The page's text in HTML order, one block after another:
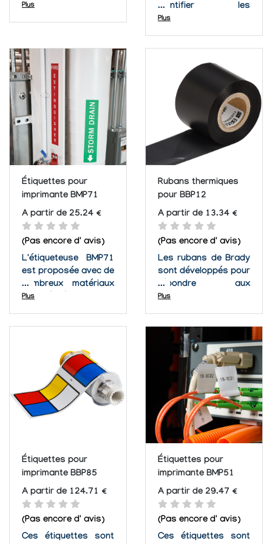
de Brady et sont
étiquettes peuvent
servir au repérage de
fils et de câbles
(manchons
PermaSleeve), à
l'identification de...
Plus
identifier les
équipements
de Brady. Ces
étiquettes peuvent
servir à repérer les
panneaux de
brassage, les prises
murales, les câbles et
les blocs de...
Plus
Étiquettes pour
imprimante BMP71
A partir de 25.24 €
(Pas encore d' avis)
L'étiqueteuse BMP71
est proposée avec de
nombreux matériaux
adaptés à une large
contacter si vous ne
trouvez pas
l'étiquette ou le
rubans que vous
souhaitez, il existe de
multiples choix de...
Plus
Rubans thermiques
pour BBP12
A partir de 13.34 €
(Pas encore d' avis)
Les rubans de Brady
sont développés pour
répondre aux
exigences de
imprimer. Gamme
R4500 : résiste à un
environnement hostile
au maculage et aux
produits chimiques.
Gamme R4900 :
excellente
résistance...
Plus
Étiquettes pour
imprimante BBP85
A partir de 124.71 €
(Pas encore d' avis)
Ces étiquettes sont
Étiquettes pour
imprimante BMP51
A partir de 29.47 €
(Pas encore d' avis)
Ces étiquettes sont